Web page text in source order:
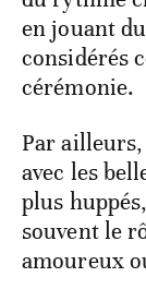
en jouant
considérés
cérémonie.
Par
avec les
plus
souvent le
amoureux